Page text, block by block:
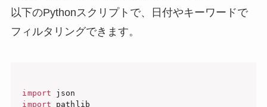
以下のPythonスクリプトで、日付やキーワードで
フィルタリングできます。
import
import pathlib